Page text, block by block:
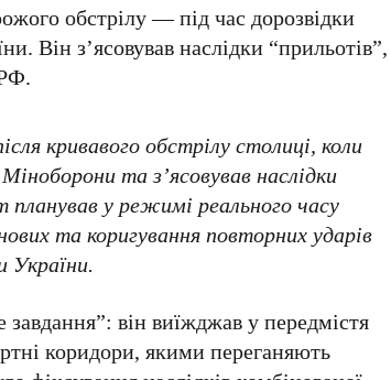
обстрілу — під час дорозвідки
Він з’ясовував наслідки “прильотів”,
кривавого обстрілу столиці, коли
та з’ясовував наслідки
планував у режимі реального часу
та коригування повторних ударів
України.
він виїжджав у передмістя
коридори, якими переганяють